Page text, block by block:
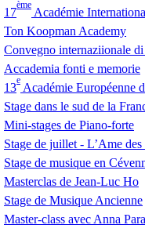
17
ème
Académie
Ton Koopman Academy
Convegno internaziionale
Accademia fonti e memorie
13
e
Académie Européenne
Stage dans le sud de la
Mini-stages de Piano-forte
Stage de juillet - L’Ame
Stage de musique en
Masterclas de Jean-Luc Ho
Stage de Musique Ancienne
Master-class avec Anna